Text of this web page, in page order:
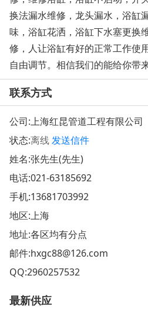
换法漏水维修，龙头漏水，浴缸
味，浴缸花洒，浴缸下水塞更换
修，人让浴缸有好的正常工作使
自由调节。相信我们的能给你带
联系方式
公司:上海红昆管道工程有限公司
状态:离线发送信件
姓名:张先生(先生)
电话:021-63185692
手机:13681703992
地区:上海
地址:各区均有分点
邮件:hxgc88@126.com
QQ:2960257532
最新供应